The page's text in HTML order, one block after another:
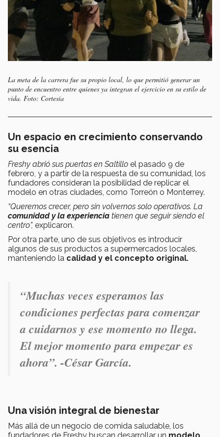
La meta de la carrera fue su propio local, lo que permitió generar un
punto de encuentro entre quienes ya integran el ejercicio en su estilo de
vida. Foto: Cortesía
Un espacio en crecimiento conservando
su esencia
Freshy abrió sus puertas en Saltillo el pasado 9 de
febrero, y a partir de la respuesta de su comunidad, los
fundadores consideran la posibilidad de replicar el
modelo en otras ciudades, como Torreón o Monterrey.
“Queremos crecer, pero sin volvernos solo operativos. La
comunidad y la experiencia tienen que seguir siendo el
centro”, explicaron.
Por otra parte, uno de sus objetivos es introducir
algunos de sus productos a supermercados locales,
manteniendo la calidad y el concepto original.
“Muchas veces esperamos las
condiciones perfectas para comenzar
a cuidarnos y ese momento no llega.
El mejor momento para empezar es
ahora”. -César García.
Una visión integral de bienestar
Más allá de un negocio de comida saludable, los